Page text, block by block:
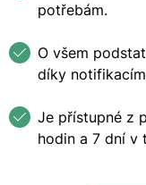
potřebám.
O všem
díky
Je přístupné z
hodin a 7 dní v